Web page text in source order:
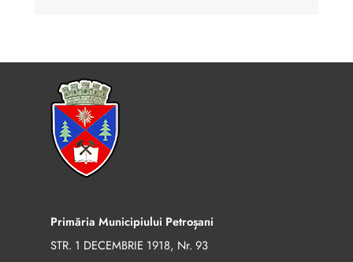
Primăria Municipiului Petroșani
STR. 1 DECEMBRIE 1918, Nr. 93